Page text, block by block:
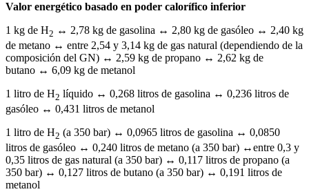
Valor energético basado en poder calorífico inferior
1 kg de H2 ↔ 2,78 kg de gasolina ↔ 2,80 kg de gasóleo ↔ 2,40 kg
de metano ↔ entre 2,54 y 3,14 kg de gas natural (dependiendo de la
composición del GN) ↔ 2,59 kg de propano ↔ 2,62 kg de
butano ↔ 6,09 kg de metanol
1 litro de H2 líquido ↔ 0,268 litros de gasolina ↔ 0,236 litros de
gasóleo ↔ 0,431 litros de metanol
1 litro de H2 (a 350 bar) ↔ 0,0965 litros de gasolina ↔ 0,0850
litros de gasóleo ↔ 0,240 litros de metano (a 350 bar) ↔entre 0,3 y
0,35 litros de gas natural (a 350 bar) ↔ 0,117 litros de propano (a
350 bar) ↔ 0,127 litros de butano (a 350 bar) ↔ 0,191 litros de
metanol